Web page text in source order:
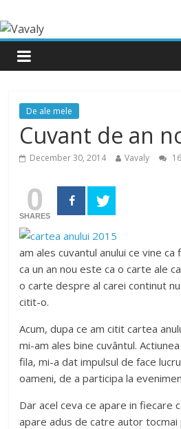
De ale mele
Cuvant de an
December 30, 2014 Vavaly
0
SHARES
am ales cuvantul anului ce vine
ca un an nou este ca o carte ale
o carte despre al carei continut
citit-o.
Acum, dupa ce am citit cartea
mi-am ales bine cuvântul.
fila, mi-a dat impulsul de face
oameni, de a participa la
Dar acel ceva ce apare in fiecare
apare adus de catre autor tocmai